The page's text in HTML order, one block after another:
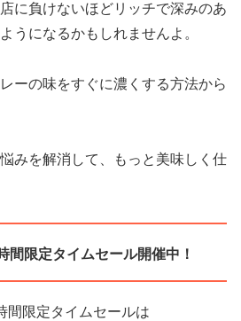
に負けないほどリッチで深みのあ
うになるかもしれませんよ。
ーの味をすぐに濃くする方法から
みを解消して、もっと美味しく仕
間限定タイムセール開催中！
間限定タイムセールは